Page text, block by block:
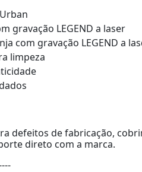
gravação LEGEND a laser
com gravação LEGEND a
limpeza
defeitos de fabricação,
direto com a marca.